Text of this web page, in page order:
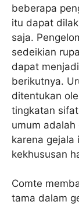
beberapa
itu dapat
saja.
sedeikian
dapat
berikutnya.
ditentukan
tingkatan
umum adalah
karena gejala
kekhususan
Comte
tama dalam